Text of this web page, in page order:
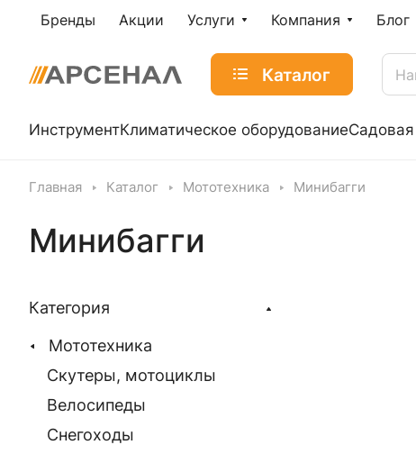
Бренды Акции Услуги Компания Блог
Каталог
ИнструментКлиматическое оборудованиеСадовая
Главная Каталог Мототехника Минибагги
Минибагги
Категория
Мототехника
Скутеры, мотоциклы
Велосипеды
Снегоходы